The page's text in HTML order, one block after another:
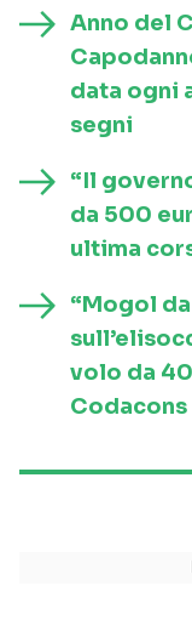
Anno del
data ogni
segni
“Il
da 500
ultima
“Mogol
volo da